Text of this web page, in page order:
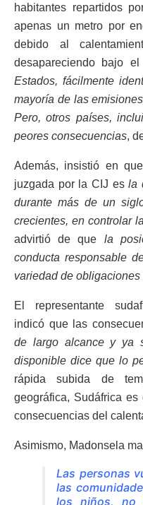
habitantes repartidos
apenas un metro por
debido al
desapareciendo bajo
Estados, fácilmente
mayoría de las
Pero, otros países,
peores consecuencias,
Además, insistió en
juzgada por la CIJ esla
durante más de un
crecientes, en controlar
advirtió de que la
conducta responsable
variedad de
El representante
indicó que las
de largo alcance y ya
disponible dice que lo
rápida subida de
geográfica, Sudáfrica
consecuencias del
Asimismo, Madonsela
Las personas
las
los niños, no